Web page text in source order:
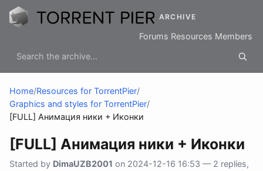
ARCHIVE
Forums Resources Members
Home/Resources for TorrentPier/
Graphics and styles for TorrentPier/
[FULL] Анимация ники + Иконки
[FULL] Анимация ники + Иконки
Started by DimaUZB2001 on 2024-12-16 16:53 — 2 replies,